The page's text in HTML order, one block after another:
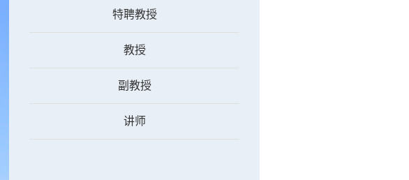
特聘教授
教授
副教授
讲师